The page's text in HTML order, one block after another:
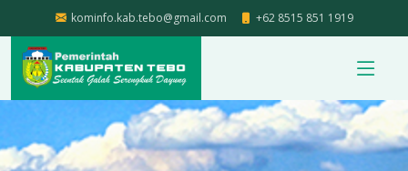
kominfo.kab.tebo@gmail.com +62 8515 851 1919